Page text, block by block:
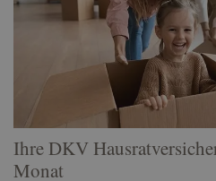
Ihre DKV
Monat